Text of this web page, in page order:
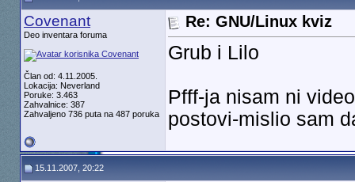
Covenant
Deo inventara foruma
Član od: 4.11.2005.
Lokacija: Neverland
Poruke: 3.463
Zahvalnice: 387
Zahvaljeno 736 puta na 487 poruka
Re: GNU/Linux kviz
Grub i Lilo
Pfff-ja nisam ni
postovi-mislio sam
15.11.2007, 20:22